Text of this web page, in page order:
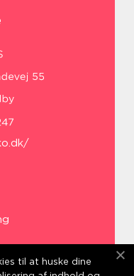
til at huske dine